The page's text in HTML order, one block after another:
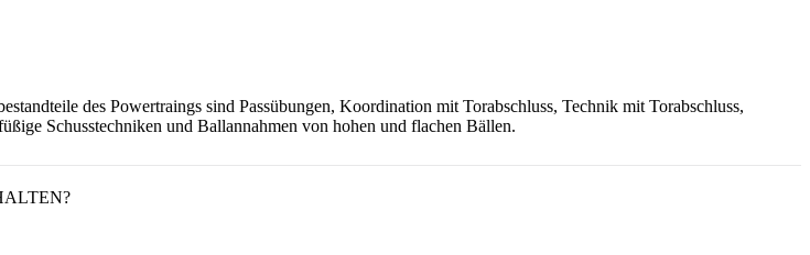
des Powertraings sind Passübungen, Koordination mit Torabschluss, Technik mit Torabschluss,
Schusstechniken und Ballannahmen von hohen und flachen Bällen.